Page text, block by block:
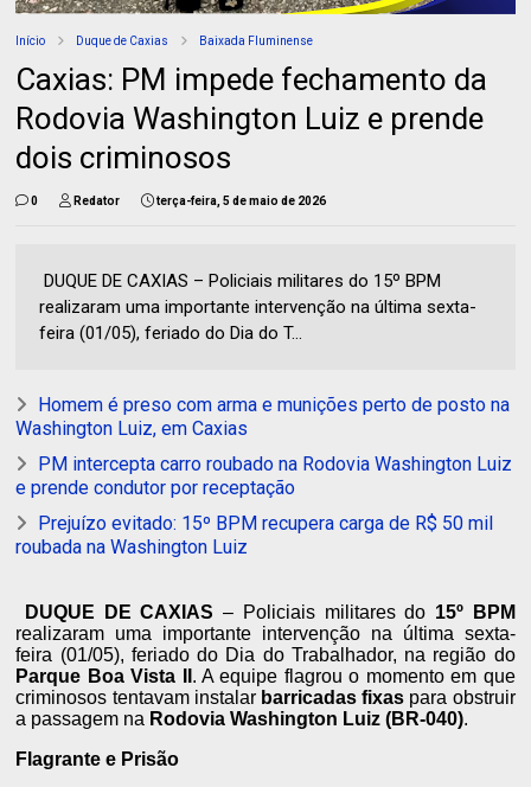
Início Duque de Caxias Baixada Fluminense
Caxias: PM impede fechamento da
Rodovia Washington Luiz e prende
dois criminosos
0 Redator terça-feira, 5 de maio de 2026
DUQUE DE CAXIAS – Policiais militares do 15º BPM
realizaram uma importante intervenção na última sexta-
feira (01/05), feriado do Dia do T...
Homem é preso com arma e munições perto de posto na
Washington Luiz, em Caxias
PM intercepta carro roubado na Rodovia Washington Luiz
e prende condutor por receptação
Prejuízo evitado: 15º BPM recupera carga de R$ 50 mil
roubada na Washington Luiz
DUQUE DE CAXIAS – Policiais militares do 15º BPM
realizaram uma importante intervenção na última sexta-
feira (01/05), feriado do Dia do Trabalhador, na região do
Parque Boa Vista II . A equipe flagrou o momento em que
criminosos tentavam instalar barricadas fixas para obstruir
a passagem na Rodovia Washington Luiz (BR-040).
Flagrante e Prisão